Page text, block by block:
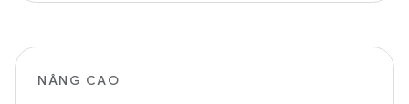
NÂNG CAO